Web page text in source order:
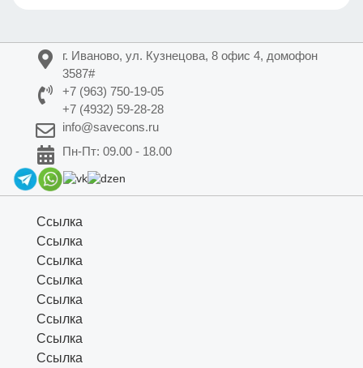
г. Иваново, ул. Кузнецова, 8 офис 4, домофон
3587#
+7 (963) 750-19-05
+7 (4932) 59-28-28
info@savecons.ru
Пн-Пт: 09.00 - 18.00
Ссылка
Ссылка
Ссылка
Ссылка
Ссылка
Ссылка
Ссылка
Ссылка